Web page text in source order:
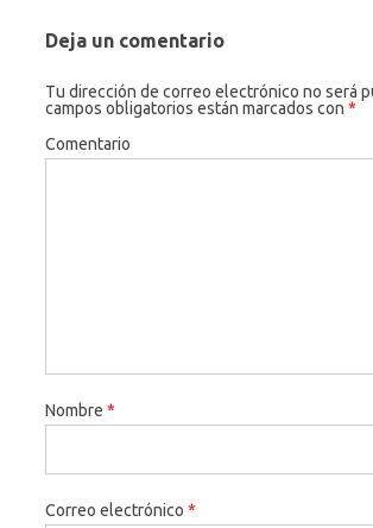
Deja un comentario
Tu dirección de correo electrónico no será
campos obligatorios están marcados con *
Comentario
Nombre *
Correo electrónico *